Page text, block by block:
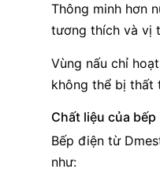
Thông minh hơn
tương thích và vị
Vùng nấu chỉ
không thể bị thất
Chất liệu của bếp
Bếp điện từ
như: